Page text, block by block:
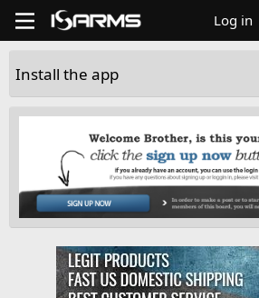
Log in
Install the app